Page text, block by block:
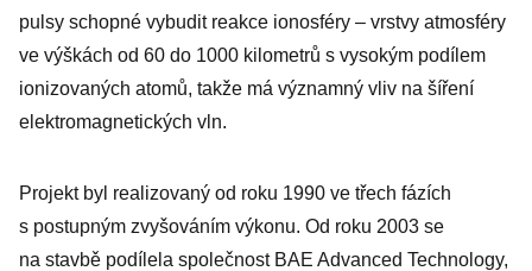
pulsy schopné vybudit reakce ionosféry – vrstvy atmosféry
ve výškách od 60 do 1000 kilometrů s vysokým podílem
ionizovaných atomů, takže má významný vliv na šíření
elektro­magnetických vln.
Projekt byl realizovaný od roku 1990 ve třech fázích
s postupným zvyšováním výkonu. Od roku 2003 se
na stavbě podílela společnost BAE Advanced Technology,